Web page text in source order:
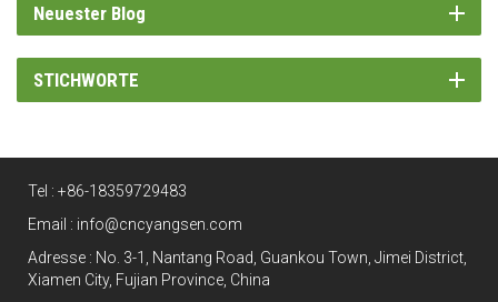
Neuester Blog
STICHWORTE
Tel : +86-18359729483
Email : info@cncyangsen.com
Adresse : No. 3-1, Nantang Road, Guankou Town, Jimei District,
Xiamen City, Fujian Province, China